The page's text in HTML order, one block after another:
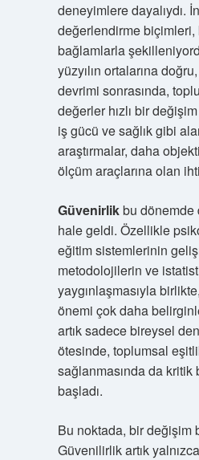
deneyimlere dayalıydı.
değerlendirme
bağlamlarla
yüzyılın ortalarına
devrimi sonrasında,
değerler hızlı bir
iş gücü ve sağlık gibi
araştırmalar, daha
ölçüm araçlarına olan
Güvenirlikbu dönemde
hale geldi. Özellikle
eğitim sistemlerinin
metodolojilerin ve
yaygınlaşmasıyla
önemi çok daha
artık sadece bireysel
ötesinde, toplumsal
sağlanmasında da kritik
başladı.
Bu noktada, bir değişim
Güvenilirlik artık